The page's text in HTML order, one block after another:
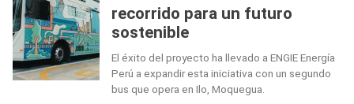
recorrido para un futuro
sostenible
El éxito del proyecto ha llevado a ENGIE Energía
Perú a expandir esta iniciativa con un segundo
bus que opera en Ilo, Moquegua.